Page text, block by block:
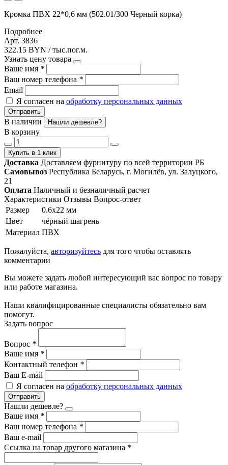
Кромка ПВХ 22*0,6 мм (502.01/300 Черный корка)
Подробнее
Арт. 3836
322.15 BYN / тыс.пог.м.
Узнать цену товара
Ваше имя *
Ваш номер телефона *
Email
Я согласен на обработку персональных данных
Отправить
В наличии Нашли дешевле?
В корзину
Купить в 1 клик
Доставка Доставляем фурнитуру по всей территории РБ
Самовывоз Республика Беларусь, г. Могилёв, ул. Залуцкого,
21
Оплата Наличный и безналичный расчет
Характеристики Отзывы Вопрос-ответ
Размер
0.6х22 мм
Цвет
чёрный шагрень
Материал ПВХ
Пожалуйста, авторизуйтесь для того чтобы оставлять
комментарии
Вы можете задать любой интересующий вас вопрос по товару
или работе магазина.
Наши квалифицированные специалисты обязательно вам
помогут.
Задать вопрос
Вопрос *
Ваше имя *
Контактный телефон *
Ваш E-mail
Я согласен на обработку персональных данных
Отправить
Нашли дешевле?
Ваше имя *
Ваш номер телефона *
Ваш e-mail
Ссылка на товар другого магазина *